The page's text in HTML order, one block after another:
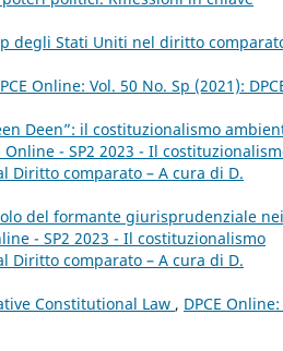
degli Stati Uniti nel diritto
Online: Vol. 50 No. Sp (2021):
Deen”: il costituzionalismo
Online - SP2 2023 - Il
Diritto comparato – A cura di D.
del formante giurisprudenziale nei
- SP2 2023 - Il costituzionalismo
Diritto comparato – A cura di D.
Constitutional Law , DPCE Online: